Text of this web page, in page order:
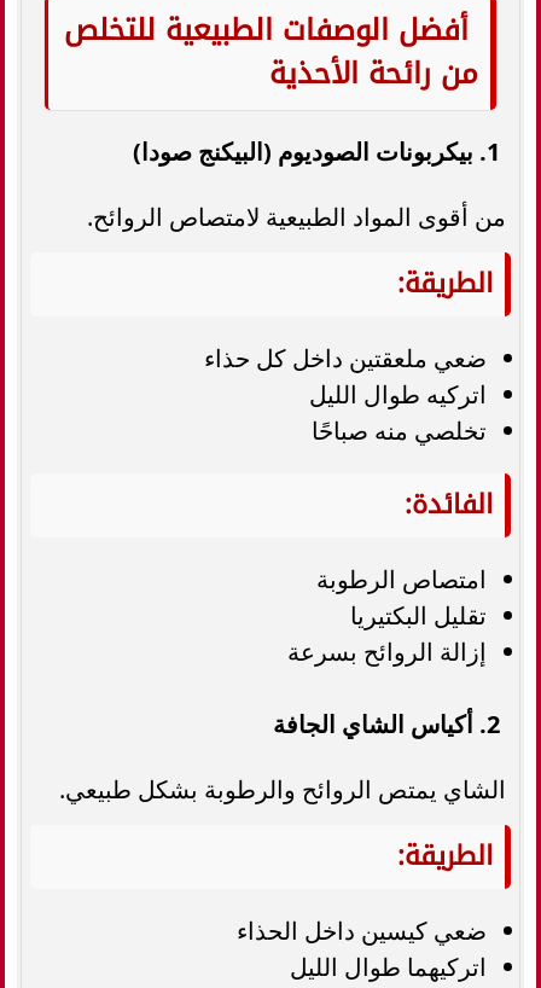
أفضل الوصفات الطبيعية للتخلص
من رائحة الأحذية
من أقوى المواد الطبيعية لامتصاص الروائح.
الطريقة:
ضعي ملعقتين داخل كل حذاء
اتركيه طوال الليل
تخلصي منه صباحًا
الفائدة:
امتصاص الرطوبة
تقليل البكتيريا
إزالة الروائح بسرعة
الشاي يمتص الروائح والرطوبة بشكل طبيعي.
الطريقة:
ضعي كيسين داخل الحذاء
اتركيهما طوال الليل